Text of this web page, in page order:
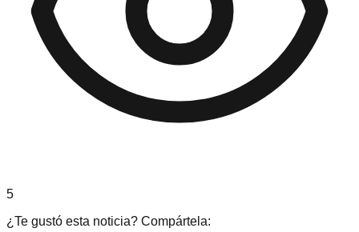
5
¿Te gustó esta noticia? Compártela: